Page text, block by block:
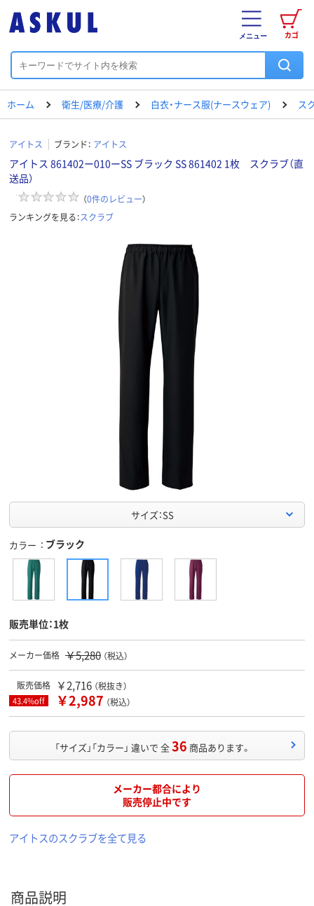
カゴ
メニュー
ホーム 衛生/医療/介護 白衣・ナース服(ナースウェア) ス
アイトス ブランド： アイトス
アイトス 861402ー010ーSS ブラック SS 861402 1枚 スクラブ（直
送品）
（0件のレビュー）
ランキングを見る：スクラブ
サイズ：SS
カラー ブラック
販売単位：1枚
メーカー価格 ￥5,280 （税込）
販売価格 ￥2,716 （税抜き）
43.4%off ￥2,987 （税込）
「サイズ」「カラー」 違いで 全36 商品あります。
メーカー都合により
販売停止中です
アイトスのスクラブを全て見る
商品説明